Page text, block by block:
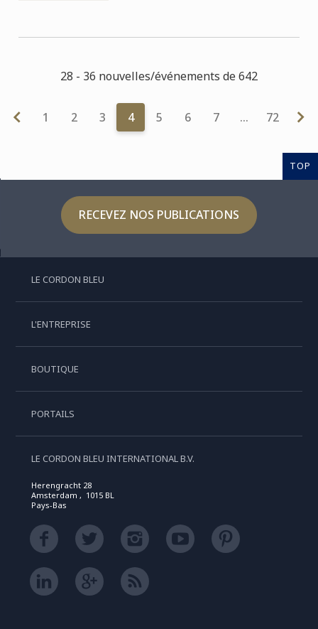
28 - 36 nouvelles/événements de 642
1 2 3 4 5 6 7 … 72
TOP
RECEVEZ NOS PUBLICATIONS
LE CORDON BLEU
L'ENTREPRISE
BOUTIQUE
PORTAILS
LE CORDON BLEU INTERNATIONAL B.V.
Herengracht 28
Amsterdam , 1015 BL
Pays-Bas